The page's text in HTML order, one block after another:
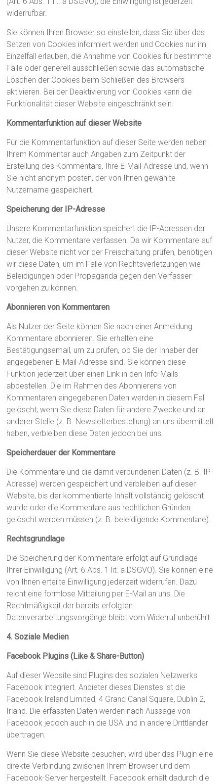
widerrufbar.
Sie können Ihren Browser so einstellen, dass Sie über das
Setzen von Cookies informiert werden und Cookies nur im
Einzelfall erlauben, die Annahme von Cookies für bestimmte
Fälle oder generell ausschließen sowie das automatische
Löschen der Cookies beim Schließen des Browsers
aktivieren. Bei der Deaktivierung von Cookies kann die
Funktionalität dieser Website eingeschränkt sein.
Kommentarfunktion auf dieser Website
Für die Kommentarfunktion auf dieser Seite werden neben
Ihrem Kommentar auch Angaben zum Zeitpunkt der
Erstellung des Kommentars, Ihre E-Mail-Adresse und, wenn
Sie nicht anonym posten, der von Ihnen gewählte
Nutzername gespeichert.
Speicherung der IP-Adresse
Unsere Kommentarfunktion speichert die IP-Adressen der
Nutzer, die Kommentare verfassen. Da wir Kommentare auf
dieser Website nicht vor der Freischaltung prüfen, benötigen
wir diese Daten, um im Falle von Rechtsverletzungen wie
Beleidigungen oder Propaganda gegen den Verfasser
vorgehen zu können.
Abonnieren von Kommentaren
Als Nutzer der Seite können Sie nach einer Anmeldung
Kommentare abonnieren. Sie erhalten eine
Bestätigungsemail, um zu prüfen, ob Sie der Inhaber der
angegebenen E-Mail-Adresse sind. Sie können diese
Funktion jederzeit über einen Link in den Info-Mails
abbestellen. Die im Rahmen des Abonnierens von
Kommentaren eingegebenen Daten werden in diesem Fall
gelöscht; wenn Sie diese Daten für andere Zwecke und an
anderer Stelle (z. B. Newsletterbestellung) an uns übermittelt
haben, verbleiben diese Daten jedoch bei uns.
Speicherdauer der Kommentare
Die Kommentare und die damit verbundenen Daten (z. B. IP-
Adresse) werden gespeichert und verbleiben auf dieser
Website, bis der kommentierte Inhalt vollständig gelöscht
wurde oder die Kommentare aus rechtlichen Gründen
gelöscht werden müssen (z. B. beleidigende Kommentare).
Rechtsgrundlage
Die Speicherung der Kommentare erfolgt auf Grundlage
Ihrer Einwilligung (Art. 6 Abs. 1 lit. a DSGVO). Sie können eine
von Ihnen erteilte Einwilligung jederzeit widerrufen. Dazu
reicht eine formlose Mitteilung per E-Mail an uns. Die
Rechtmäßigkeit der bereits erfolgten
Datenverarbeitungsvorgänge bleibt vom Widerruf unberührt.
4. Soziale Medien
Facebook Plugins (Like & Share-Button)
Auf dieser Website sind Plugins des sozialen Netzwerks
Facebook integriert. Anbieter dieses Dienstes ist die
Facebook Ireland Limited, 4 Grand Canal Square, Dublin 2,
Irland. Die erfassten Daten werden nach Aussage von
Facebook jedoch auch in die USA und in andere Drittländer
übertragen.
Wenn Sie diese Website besuchen, wird über das Plugin eine
direkte Verbindung zwischen Ihrem Browser und dem
Facebook-Server hergestellt. Facebook erhält dadurch die